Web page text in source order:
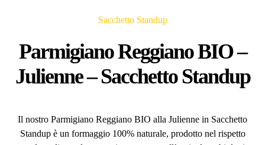
Sacchetto Standup
Parmigiano Reggiano BIO –
Julienne – Sacchetto Standup
Il nostro Parmigiano Reggiano BIO alla Julienne in Sacchetto
Standup è un formaggio 100% naturale, prodotto nel rispetto